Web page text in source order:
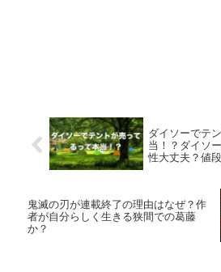
ダイソーでテ
当！？ダイソ
性大丈夫？値
鬼滅の刃が連載終了の理由はなぜ？作
者が自分らしく生きる狭間での葛藤
か？